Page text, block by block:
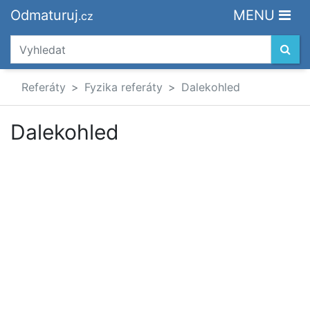
Odmaturuj.cz MENU
Referáty Fyzika referáty Dalekohled
Dalekohled